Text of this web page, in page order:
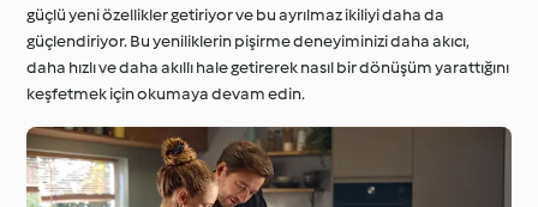
güçlü yeni özellikler getiriyor ve bu ayrılmaz ikiliyi daha da
güçlendiriyor. Bu yeniliklerin pişirme deneyiminizi daha akıcı,
daha hızlı ve daha akıllı hale getirerek nasıl bir dönüşüm yarattığını
keşfetmek için okumaya devam edin.